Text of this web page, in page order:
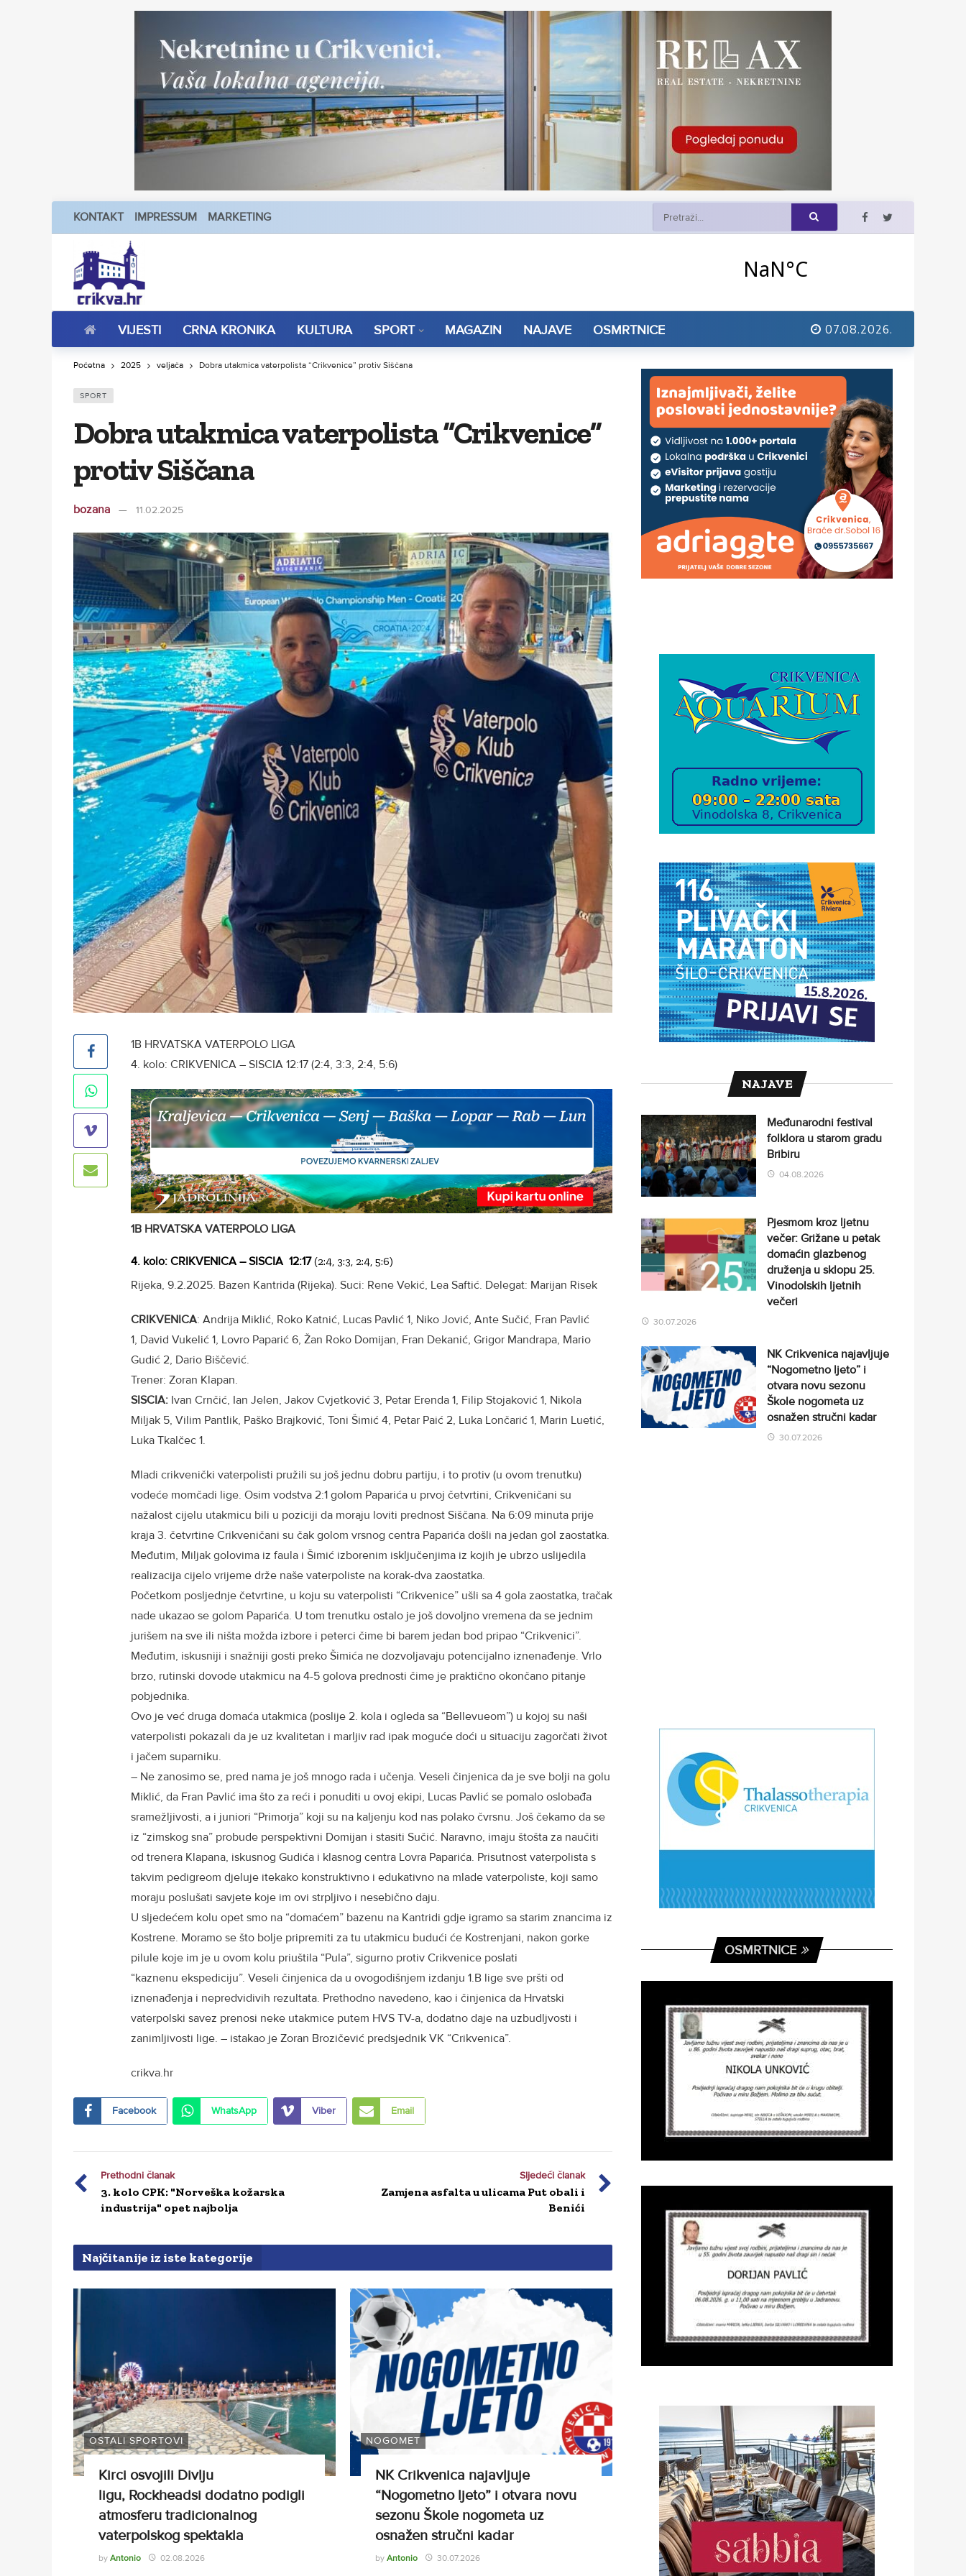
KONTAKT IMPRESSUM MARKETING
VIJESTI CRNA KRONIKA KULTURA SPORT MAGAZIN NAJAVE OSMRTNICE 07.08.2026.
Početna 2025 veljača Dobra utakmica vaterpolista “Crikvenice” protiv Siščana
SPORT
Dobra utakmica vaterpolista “Crikvenice”
protiv Siščana
bozana 11.02.2025
1B HRVATSKA VATERPOLO LIGA
4. kolo: CRIKVENICA – SISCIA 12:17 (2:4, 3:3, 2:4, 5:6)
1B HRVATSKA VATERPOLO LIGA
4. kolo: CRIKVENICA – SISCIA 12:17(2:4, 3:3, 2:4, 5:6)
Rijeka, 9.2.2025. Bazen Kantrida (Rijeka). Suci: Rene Vekić, Lea Saftić. Delegat: Marijan Risek
CRIKVENICA: Andrija Miklić, Roko Katnić, Lucas Pavlić 1, Niko Jović, Ante Sučić, Fran Pavlić
1, David Vukelić 1, Lovro Paparić 6, Žan Roko Domijan, Fran Dekanić, Grigor Mandrapa, Mario
Gudić 2, Dario Biščević.
Trener: Zoran Klapan.
SISCIA: Ivan Crnčić, Ian Jelen, Jakov Cvjetković 3, Petar Erenda 1, Filip Stojaković 1, Nikola
Miljak 5, Vilim Pantlik, Paško Brajković, Toni Šimić 4, Petar Paić 2, Luka Lončarić 1, Marin Luetić,
Luka Tkalčec 1.
Mladi crikvenički vaterpolisti pružili su još jednu dobru partiju, i to protiv (u ovom trenutku)
vodeće momčadi lige. Osim vodstva 2:1 golom Paparića u prvoj četvrtini, Crikveničani su
nažalost cijelu utakmicu bili u poziciji da moraju loviti prednost Siščana. Na 6:09 minuta prije
kraja 3. četvrtine Crikveničani su čak golom vrsnog centra Paparića došli na jedan gol zaostatka.
Međutim, Miljak golovima iz faula i Šimić izborenim isključenjima iz kojih je ubrzo uslijedila
realizacija cijelo vrijeme drže naše vaterpoliste na korak-dva zaostatka.
Početkom posljednje četvrtine, u koju su vaterpolisti “Crikvenice” ušli sa 4 gola zaostatka, tračak
nade ukazao se golom Paparića. U tom trenutku ostalo je još dovoljno vremena da se jednim
jurišem na sve ili ništa možda izbore i peterci čime bi barem jedan bod pripao “Crikvenici”.
Međutim, iskusniji i snažniji gosti preko Šimića ne dozvoljavaju potencijalno iznenađenje. Vrlo
brzo, rutinski dovode utakmicu na 4-5 golova prednosti čime je praktično okončano pitanje
pobjednika.
Ovo je već druga domaća utakmica (poslije 2. kola i ogleda sa “Bellevueom”) u kojoj su naši
vaterpolisti pokazali da je uz kvalitetan i marljiv rad ipak moguće doći u situaciju zagorčati život
i jačem suparniku.
– Ne zanosimo se, pred nama je još mnogo rada i učenja. Veseli činjenica da je sve bolji na golu
Miklić, da Fran Pavlić ima što za reći i ponuditi u ovoj ekipi, Lucas Pavlić se pomalo oslobađa
sramežljivosti, a i juniori “Primorja” koji su na kaljenju kod nas polako čvrsnu. Još čekamo da se
iz “zimskog sna” probude perspektivni Domijan i stasiti Sučić. Naravno, imaju štošta za naučiti
od trenera Klapana, iskusnog Gudića i klasnog centra Lovra Paparića. Prisutnost vaterpolista s
takvim pedigreom djeluje itekako konstruktivno i edukativno na mlade vaterpoliste, koji samo
moraju poslušati savjete koje im ovi strpljivo i nesebično daju.
U sljedećem kolu opet smo na “domaćem” bazenu na Kantridi gdje igramo sa starim znancima iz
Kostrene. Moramo se što bolje pripremiti za tu utakmicu budući će Kostrenjani, nakon gorke
pilule koje im je u ovom kolu priuštila “Pula”, sigurno protiv Crikvenice poslati
“kaznenu ekspediciju”. Veseli činjenica da u ovogodišnjem izdanju 1.B lige sve pršti od
iznenađenja i nepredvidivih rezultata. Prethodno navedeno, kao i činjenica da Hrvatski
vaterpolski savez prenosi neke utakmice putem HVS TV-a, dodatno daje na uzbudljvosti i
zanimljivosti lige. – istakao je Zoran Brozičević predsjednik VK “Crikvenica”.
crikva.hr
Facebook WhatsApp Viber Email
Prethodni članak
3. kolo CPK: "Norveška kožarska
industrija" opet najbolja
Sljedeći članak
Zamjena asfalta u ulicama Put obali i
Benići
Najčitanije iz iste kategorije
OSTALI SPORTOVI
Kirci osvojili Divlju
ligu, Rockheadsi dodatno podigli
atmosferu tradicionalnog
vaterpolskog spektakla
by Antonio 02.08.2026
NOGOMET
NK Crikvenica najavljuje
“Nogometno ljeto” i otvara novu
sezonu Škole nogometa uz
osnažen stručni kadar
by Antonio 30.07.2026
NAJAVE
Međunarodni festival
folklora u starom gradu
Bribiru
04.08.2026
Pjesmom kroz ljetnu
večer: Grižane u petak
domaćin glazbenog
druženja u sklopu 25.
Vinodolskih ljetnih
večeri
30.07.2026
NK Crikvenica najavljuje
“Nogometno ljeto” i
otvara novu sezonu
Škole nogometa uz
osnažen stručni kadar
30.07.2026
OSMRTNICE